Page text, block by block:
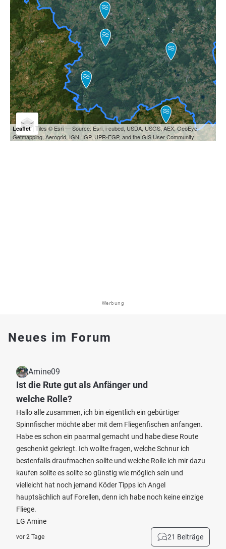
Leaflet| Tiles © Esri — Source: Esri, i-cubed, USDA, USGS, AEX, GeoEye,
Getmapping, Aerogrid, IGN, IGP, UPR-EGP, and the GIS User Community
Werbung
Neues im Forum
Amine09
Ist die Rute gut als Anfänger und
welche Rolle?
Hallo alle zusammen, ich bin eigentlich ein gebürtiger
Spinnfischer möchte aber mit dem Fliegenfischen anfangen.
Habe es schon ein paarmal gemacht und habe diese Route
geschenkt gekriegt. Ich wollte fragen, welche Schnur ich
bestenfalls draufmachen sollte und welche Rolle ich mir dazu
kaufen sollte es sollte so günstig wie möglich sein und
vielleicht hat noch jemand Köder Tipps ich Angel
hauptsächlich auf Forellen, denn ich habe noch keine einzige
Fliege.
LG Amine
vor 2 Tage 21 Beiträge